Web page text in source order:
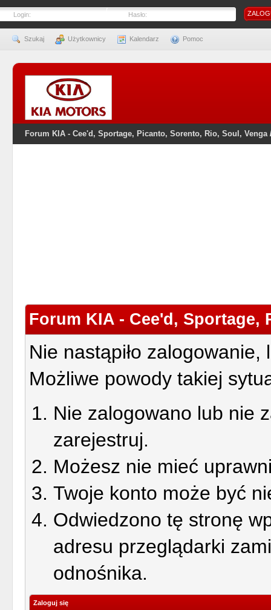
Login: Hasło:
Szukaj Użytkownicy Kalendarz Pomoc
Forum KIA - Cee'd, Sportage, Picanto, Sorento, Rio, Soul, Venga
Forum KIA - Cee'd, Sportage,
Nie nastąpiło
Możliwe powody takiej
Nie zalogowano lub nie
zarejestruj.
Możesz nie mieć
Twoje konto może być
Odwiedzono tę stronę
adresu przeglądarki
odnośnika.
Zaloguj się